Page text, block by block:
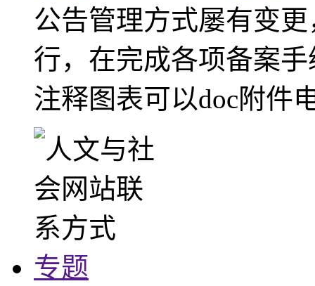
公告管理方式屡有变
行，在完成各项备案
注释图表可以doc附件
专题